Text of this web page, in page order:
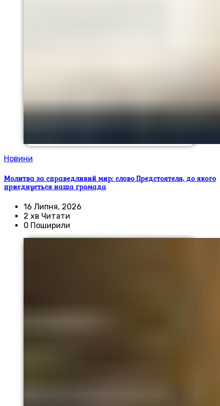
Новини
Молитва за справедливий мир: слово Предстоятеля, до якого
приєднується наша громада
16 Липня, 2026
2 хв Читати
0 Поширили